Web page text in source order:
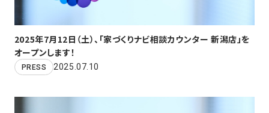
2025年7月12日（土）、「家づくりナビ相談カウンター 新潟店」を
オープンします！
PRESS 2025.07.10